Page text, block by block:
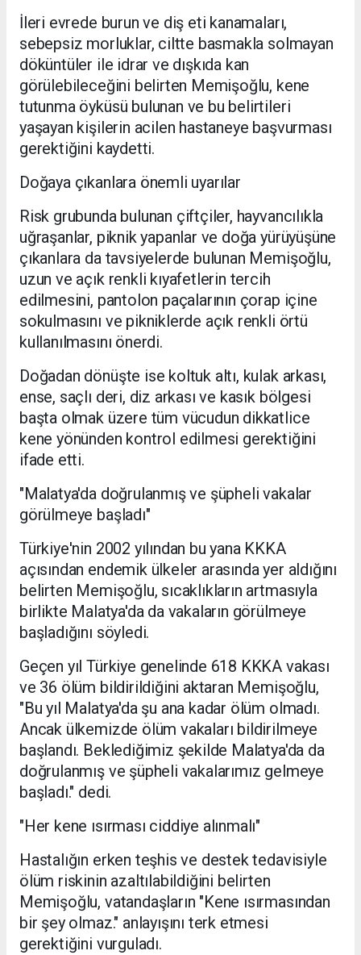
İleri evrede burun ve diş eti kanamaları,
sebepsiz morluklar, ciltte basmakla solmayan
döküntüler ile idrar ve dışkıda kan
görülebileceğini belirten Memişoğlu, kene
tutunma öyküsü bulunan ve bu belirtileri
yaşayan kişilerin acilen hastaneye başvurması
gerektiğini kaydetti.
Doğaya çıkanlara önemli uyarılar
Risk grubunda bulunan çiftçiler, hayvancılıkla
uğraşanlar, piknik yapanlar ve doğa yürüyüşüne
çıkanlara da tavsiyelerde bulunan Memişoğlu,
uzun ve açık renkli kıyafetlerin tercih
edilmesini, pantolon paçalarının çorap içine
sokulmasını ve pikniklerde açık renkli örtü
kullanılmasını önerdi.
Doğadan dönüşte ise koltuk altı, kulak arkası,
ense, saçlı deri, diz arkası ve kasık bölgesi
başta olmak üzere tüm vücudun dikkatlice
kene yönünden kontrol edilmesi gerektiğini
ifade etti.
"Malatya'da doğrulanmış ve şüpheli vakalar
görülmeye başladı"
Türkiye'nin 2002 yılından bu yana KKKA
açısından endemik ülkeler arasında yer aldığını
belirten Memişoğlu, sıcaklıkların artmasıyla
birlikte Malatya'da da vakaların görülmeye
başladığını söyledi.
Geçen yıl Türkiye genelinde 618 KKKA vakası
ve 36 ölüm bildirildiğini aktaran Memişoğlu,
"Bu yıl Malatya'da şu ana kadar ölüm olmadı.
Ancak ülkemizde ölüm vakaları bildirilmeye
başlandı. Beklediğimiz şekilde Malatya'da da
doğrulanmış ve şüpheli vakalarımız gelmeye
başladı." dedi.
"Her kene ısırması ciddiye alınmalı"
Hastalığın erken teşhis ve destek tedavisiyle
ölüm riskinin azaltılabildiğini belirten
Memişoğlu, vatandaşların "Kene ısırmasından
bir şey olmaz." anlayışını terk etmesi
gerektiğini vurguladı.